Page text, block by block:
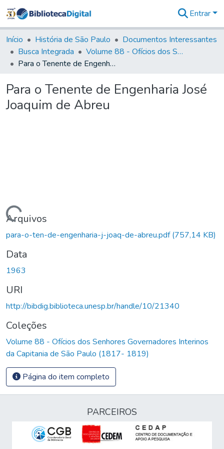
&
Coleções
Tudo na
Biblioteca
Estatísticas
Entrar
Início História de São Paulo
Documentos Interessantes
Busca Integrada
Volume 88 - Ofícios dos Senhores Governadores Interinos da Capitania de São Paulo (1817- 1819)
Para o Tenente de Engenharia José Joaquim de Abreu
Para o Tenente de Engenharia José
Joaquim de Abreu
Carregando...
Arquivos
para-o-ten-de-engenharia-j-joaq-de-abreu.pdf(757,14 KB)
Data
1963
URI
http://bibdig.biblioteca.unesp.br/handle/10/21340
Coleções
Volume 88 - Ofícios dos Senhores Governadores Interinos
da Capitania de São Paulo (1817- 1819)
Página do item completo
PARCEIROS